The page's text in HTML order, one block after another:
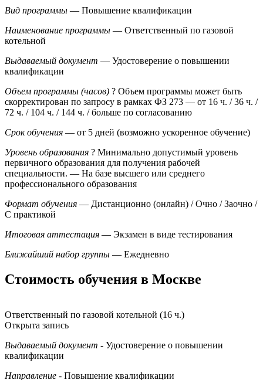
Вид программы — Повышение квалификации
Наименование программы — Ответственный по газовой
котельной
Выдаваемый документ — Удостоверение о повышении
квалификации
Объем программы (часов) ? Объем программы может быть
скорректирован по запросу в рамках ФЗ 273 — от 16 ч. / 36 ч. /
72 ч. / 104 ч. / 144 ч. / больше по согласованию
Срок обучения — от 5 дней (возможно ускоренное обучение)
Уровень образования ? Минимально допустимый уровень
первичного образования для получения рабочей
специальности. — На базе высшего или среднего
профессионального образования
Формат обучения — Дистанционно (онлайн) / Очно / Заочно /
С практикой
Итоговая аттестация — Экзамен в виде тестирования
Ближайший набор группы — Ежедневно
Стоимость обучения в Москве
Ответственный по газовой котельной (16 ч.)
Открыта запись
Выдаваемый документ - Удостоверение о повышении
квалификации
Направление - Повышение квалификации